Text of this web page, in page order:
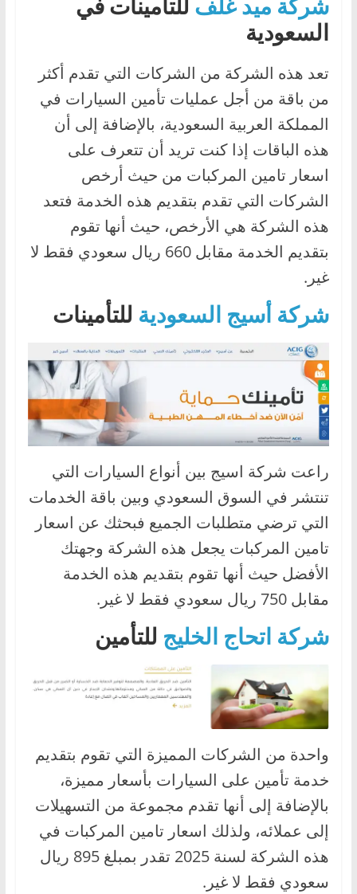
شركة ميد غلف للتأمينات في
السعودية
تعد هذه الشركة من الشركات التي تقدم أكثر
من باقة من أجل عمليات تأمين السيارات في
المملكة العربية السعودية، بالإضافة إلى أن
هذه الباقات إذا كنت تريد أن تتعرف على
اسعار تامين المركبات من حيث أرخص
الشركات التي تقدم بتقديم هذه الخدمة فتعد
هذه الشركة هي الأرخص، حيث أنها تقوم
بتقديم الخدمة مقابل 660 ريال سعودي فقط لا
غير.
شركة أسيج السعودية للتأمينات
راعت شركة اسيج بين أنواع السيارات التي
تنتشر في السوق السعودي وبين باقة الخدمات
التي ترضي متطلبات الجميع فبحثك عن اسعار
تامين المركبات يجعل هذه الشركة وجهتك
الأفضل حيث أنها تقوم بتقديم هذه الخدمة
مقابل 750 ريال سعودي فقط لا غير.
شركة اتحاج الخليج للتأمين
واحدة من الشركات المميزة التي تقوم بتقديم
خدمة تأمين على السيارات بأسعار مميزة،
بالإضافة إلى أنها تقدم مجموعة من التسهيلات
إلى عملائه، ولذلك اسعار تامين المركبات في
هذه الشركة لسنة 2025 تقدر بمبلغ 895 ريال
سعودي فقط لا غير.